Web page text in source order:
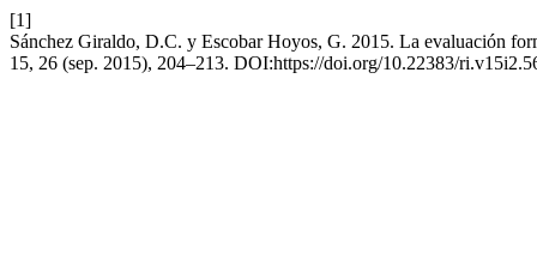
[1]
Sánchez Giraldo, D.C. y Escobar Hoyos, G. 2015. La evaluación
15, 26 (sep. 2015), 204–213. DOI:https://doi.org/10.22383/